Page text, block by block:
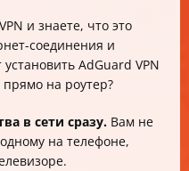
и знаете, что это
соединения и
AdGuard VPN
прямо на роутер?
в сети сразу. Вам не
на телефоне,